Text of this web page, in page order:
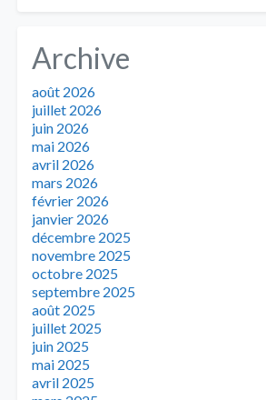
Archive
août 2026
juillet 2026
juin 2026
mai 2026
avril 2026
mars 2026
février 2026
janvier 2026
décembre 2025
novembre 2025
octobre 2025
septembre 2025
août 2025
juillet 2025
juin 2025
mai 2025
avril 2025